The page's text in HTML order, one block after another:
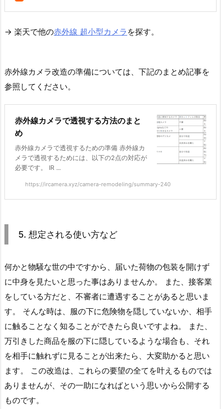
→ 楽天で他の赤外線 超小型カメラ を探す。
赤外線カメラ改造の準備については、下記のまとめ記事を
参照してください。
赤外線カメラで透視する方法のまと
め
赤外線カメラで透視するための準備 赤外線カ
メラで透視するためには、以下の2点の対応が
必要です。 IR ...
https://ircamera.xyz/camera-remodeling/summary-240
5. 想定される使い方など
何かと物騒な世の中ですから、届いた荷物の包装を開けず
に中身を見たいと思った事はありませんか。 また、接客業
をしている方だと、不審者に遭遇することがあると思いま
す。 そんな時は、服の下に危険物を隠していないか、相手
に触ることなく知ることができたら良いですよね。 また、
万引きした商品を服の下に隠しているような場合も、それ
を相手に触れずに見ることが出来たら、大変助かると思い
ます。 この改造は、これらの要望の全てを叶えるものでは
ありませんが、その一助になればという思いから公開する
ものです。